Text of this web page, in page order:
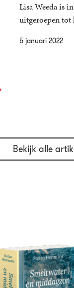
5 januari 2022
Lisa Weeda is
uitgeroepen
Bekijk alle